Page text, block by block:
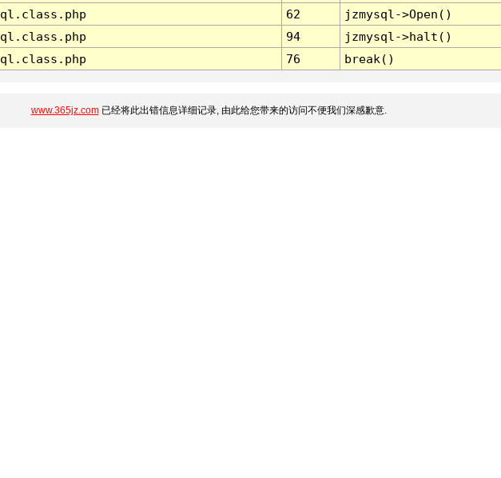
62
jzmysql->Open()
94
jzmysql->halt()
76 break()
www.365jz.com已经将此出错信息详细记录, 由此给您带来的访问不便我们深感歉意.